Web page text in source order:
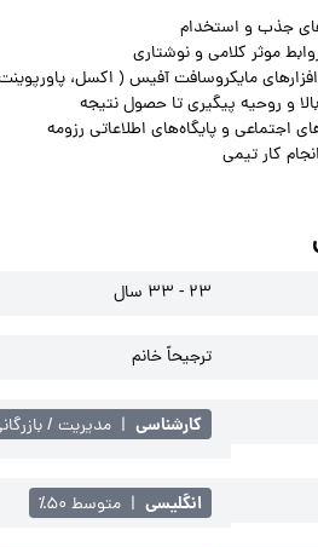
جذب و استخدام
موثر کلامی و نوشتاری
افزارهای مایکروسافت آفیس ( اکسل،
و روحیه پیگیری تا حصول نتیجه
اجتماعی و پایگاه‌های اطلاعاتی رزومه
کار تیمی
23 - 33 سال
ترجیحاً خانم
کارشناسی | مدیریت /
انگلیسی | متوسط ۵۰٪